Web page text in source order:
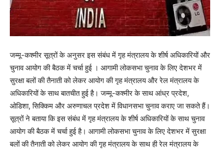
जम्मू-कश्मीर सूत्रों के अनुसर इस संबंध में गृह मंत्रालय के शीर्ष अधिकारियों और
चुनाव आयोग की बैठक में चर्चा हुई । आगामी लोकसभा चुनाव के लिए देशभर में
सुरक्षा बलों की तैनाती को लेकर आयोग की गृह मंत्रालय और रेल मंत्रालय के
अधिकारियों के साथ बातचीत हुई है। जम्मू-कश्मीर के साथ आंध्र प्रदेश,
ओडिशा, सिक्किम और अरुणाचल प्रदेश में विधानसभा चुनाव कराए जा सकते हैं।
सूत्रों ने बताया कि इस संबंध में गृह मंत्रालय के शीर्ष अधिकारियों के साथ चुनाव
आयोग की बैठक में चर्चा हुई है। आगामी लोकसभा चुनाव के लिए देशभर में सुरक्षा
बलों की तैनाती को लेकर आयोग की गृह मंत्रालय के साथ ही रेल मंत्रालय के